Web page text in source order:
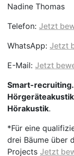
Nadine Thomas
Telefon: Jetzt
WhatsApp: Jetzt
E-Mail: Jetzt
Smart-
Hörakustik.
*Für eine
drei Bäume über
Projects Jetzt